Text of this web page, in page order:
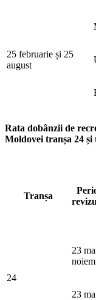
25 februarie și 25
august
Rata dobânzii de
Moldovei tranșa 24 și
Tranșa
24
23
23